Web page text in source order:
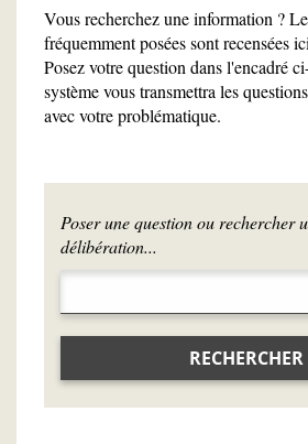
Vous recherchez une information ?
fréquemment posées sont recensées
Posez votre question dans l'encadré
système vous transmettra les
avec votre problématique.
Poser une question ou rechercher
délibération...
RECHERCHER